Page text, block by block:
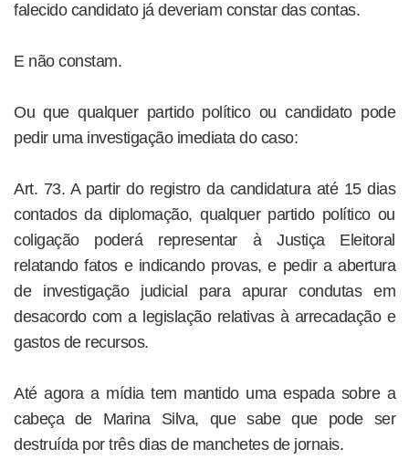
falecido candidato já deveriam constar das contas.
E não constam.
Ou que qualquer partido político ou candidato pode
pedir uma investigação imediata do caso:
Art. 73. A partir do registro da candidatura até 15 dias
contados da diplomação, qualquer partido político ou
coligação poderá representar à Justiça Eleitoral
relatando fatos e indicando provas, e pedir a abertura
de investigação judicial para apurar condutas em
desacordo com a legislação relativas à arrecadação e
gastos de recursos.
Até agora a mídia tem mantido uma espada sobre a
cabeça de Marina Silva, que sabe que pode ser
destruída por três dias de manchetes de jornais.